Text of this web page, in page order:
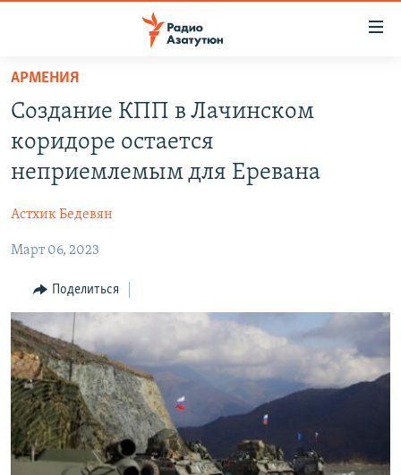
Перейти
основному
содержанию
Перейти
основной
Перейти
поиску
НОВОСТИ
ПОЛИТИКА
ЭКОНОМИКА
РЕГИОН
НАГОРНЫЙ КАРАБАХ
КУЛЬТУРА
СПОРТ
АРХИВ
Հայերեն
English
АРМЕНИЯ
Создание КПП в Лачинском
коридоре остается
неприемлемым для Еревана
Астхик Бедевян
Март 06, 2023
Поделиться